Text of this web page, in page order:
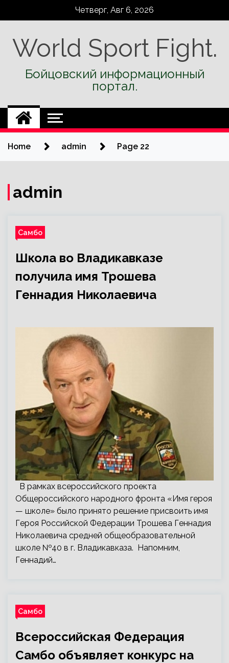
Четверг, Авг 6, 2026
World Sport Fight.
Бойцовский информационный
портал.
Home admin Page 22
admin
Самбо
Школа во Владикавказе
получила имя Трошева
Геннадия Николаевича
В рамках всероссийского проекта
Общероссийского народного фронта «Имя героя
— школе» было принято решение присвоить имя
Героя Российской Федерации Трошева Геннадия
Николаевича средней общеобразовательной
школе №40 в г. Владикавказа. Напомним,
Геннадий…
Самбо
Всероссийская Федерация
Самбо объявляет конкурс на